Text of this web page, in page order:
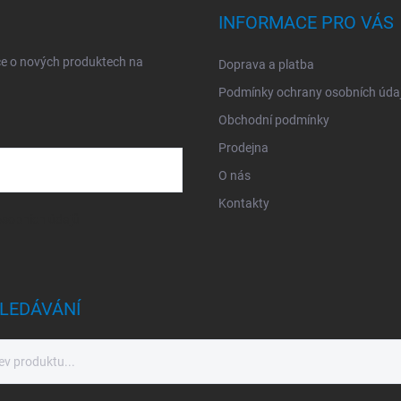
o nových produktech na
INFORMACE PRO VÁS
Doprava a platba
Podmínky ochrany osobních
Obchodní podmínky
Prodejna
O nás
Kontakty